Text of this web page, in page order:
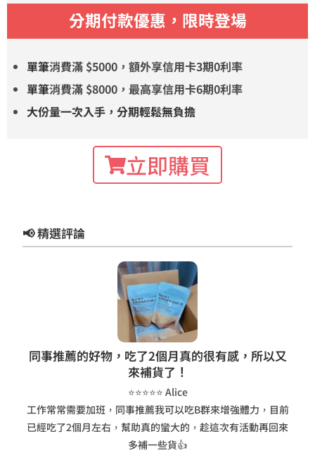
分期付款優惠，限時登場
單筆消費滿 $5000，額外享信用卡3期0利率
單筆消費滿 $8000，最高享信用卡6期0利率
大份量一次入手，分期輕鬆無負擔
立即購買
📢 精選評論
同事推薦的好物，吃了2個月真的很有感，所以又
來補貨了！
⭐⭐⭐⭐⭐ Alice
工作常常需要加班，同事推薦我可以吃B群來增強體力，目前
已經吃了2個月左右，幫助真的蠻大的，趁這次有活動再回來
多補一些貨👍